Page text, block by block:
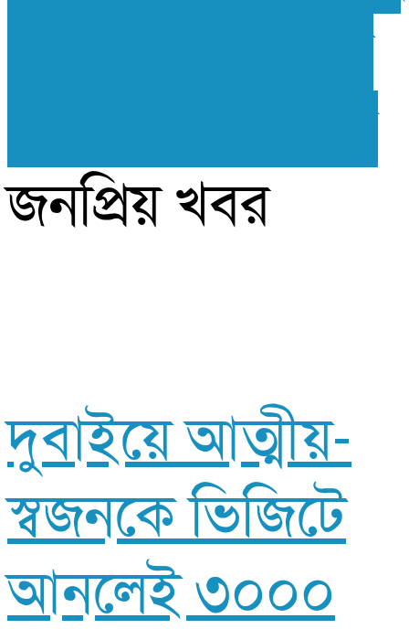
জনপ্রিয় খবর
দুবাইয়ে আত্মীয়-
স্বজনকে ভিজিটে
আনলেই ৩০০০